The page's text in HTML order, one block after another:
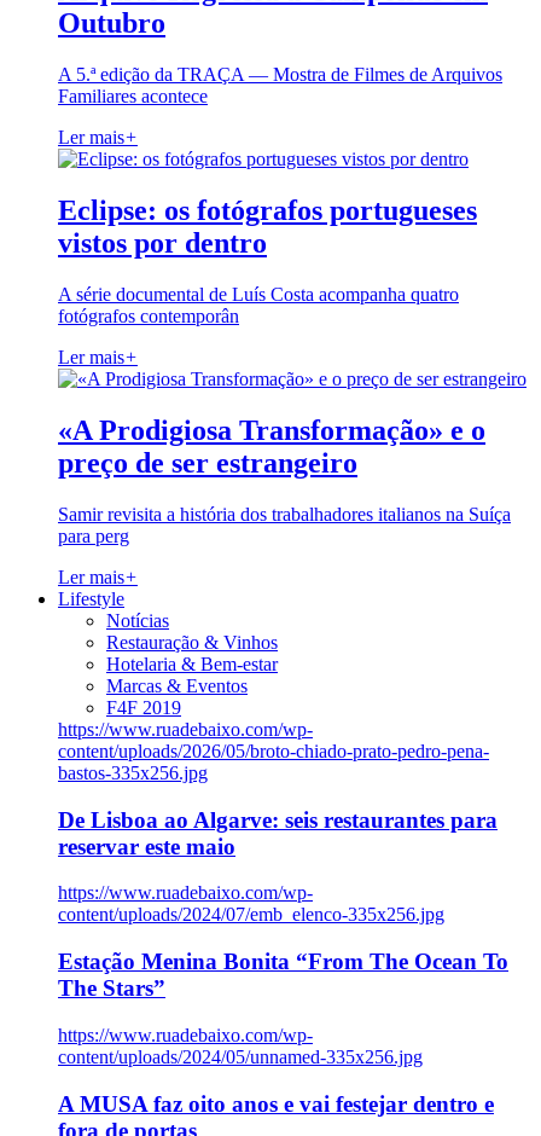
Outubro
A 5.ª edição da TRAÇA — Mostra de Filmes de Arquivos
Familiares acontece
Ler mais+
Eclipse: os fotógrafos portugueses
vistos por dentro
A série documental de Luís Costa acompanha quatro
fotógrafos contemporân
Ler mais+
«A Prodigiosa Transformação» e o
preço de ser estrangeiro
Samir revisita a história dos trabalhadores italianos na Suíça
para perg
Ler mais+
Lifestyle
Notícias
Restauração & Vinhos
Hotelaria & Bem-estar
Marcas & Eventos
F4F 2019
https://www.ruadebaixo.com/wp-
content/uploads/2026/05/broto-chiado-prato-pedro-pena-
bastos-335x256.jpg
De Lisboa ao Algarve: seis restaurantes para
reservar este maio
https://www.ruadebaixo.com/wp-
content/uploads/2024/07/emb_elenco-335x256.jpg
Estação Menina Bonita “From The Ocean To
The Stars”
https://www.ruadebaixo.com/wp-
content/uploads/2024/05/unnamed-335x256.jpg
A MUSA faz oito anos e vai festejar dentro e
fora de portas